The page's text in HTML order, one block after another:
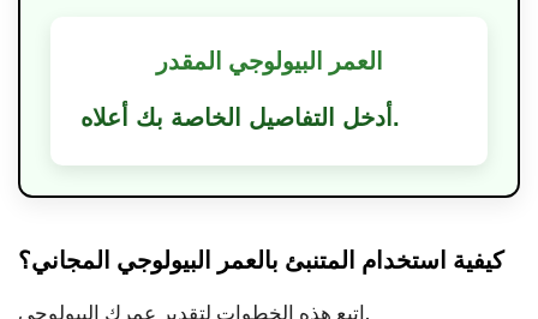
العمر البيولوجي المقدر
أدخل التفاصيل الخاصة بك أعلاه.
كيفية استخدام المتنبئ بالعمر البيولوجي المجاني؟
اتبع هذه الخطوات لتقدير عمرك البيولوجي.